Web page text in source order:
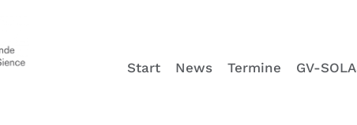
Start News Termine GV-